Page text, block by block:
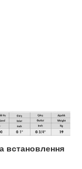
встановлення